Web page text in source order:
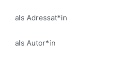
als Adressat*in
als Autor*in